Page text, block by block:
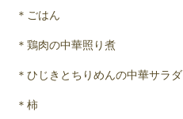
＊ごはん
＊鶏肉の中華照り煮
＊ひじきとちりめんの中華サラダ
＊柿